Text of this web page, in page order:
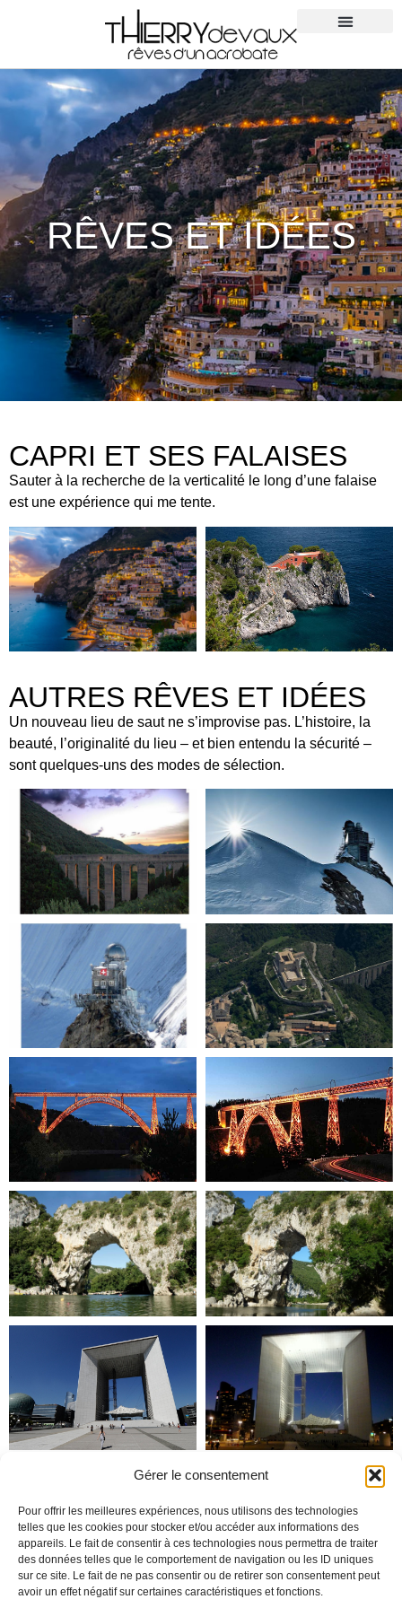
Gérer le consentement
Pour offrir les meilleures expériences, nous utilisons des technologies
telles que les cookies pour stocker et/ou accéder aux informations des
appareils. Le fait de consentir à ces technologies nous permettra de traiter
des données telles que le comportement de navigation ou les ID uniques
sur ce site. Le fait de ne pas consentir ou de retirer son consentement peut
avoir un effet négatif sur certaines caractéristiques et fonctions.
RÊVES ET IDÉES
CAPRI ET SES FALAISES
Sauter à la recherche de la verticalité le long d’une falaise
est une expérience qui me tente.
AUTRES RÊVES ET IDÉES
​Un nouveau lieu de saut ne s’improvise pas. L’histoire, la
beauté, l’originalité du lieu – et bien entendu la sécurité –
sont quelques-uns des modes de sélection.